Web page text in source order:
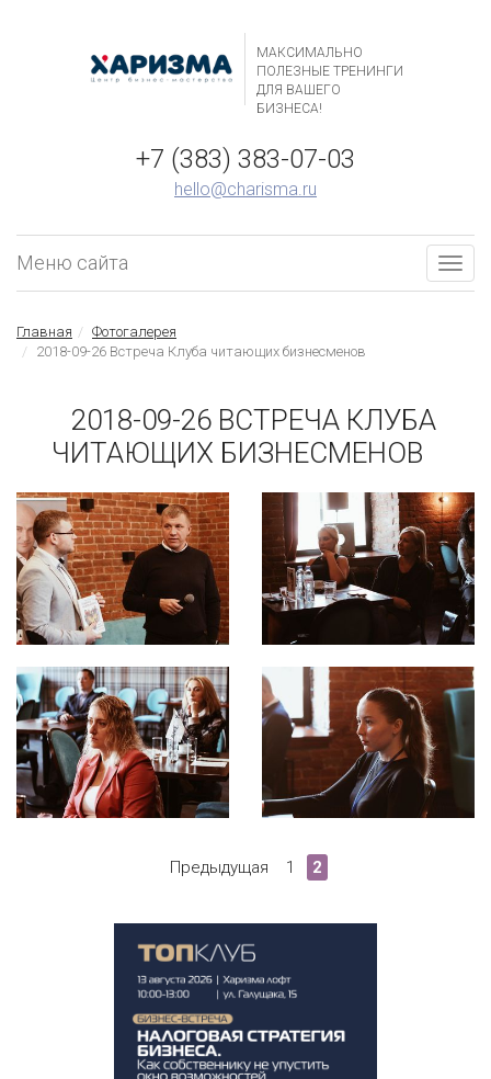
МАКСИМАЛЬНО
ПОЛЕЗНЫЕ ТРЕНИНГИ
ДЛЯ ВАШЕГО
БИЗНЕСА!
+7 (383) 383-07-03
hello@charisma.ru
Меню сайта
Главная
Фотогалерея
2018-09-26 Встреча Клуба читающих бизнесменов
2018-09-26 ВСТРЕЧА КЛУБА
ЧИТАЮЩИХ БИЗНЕСМЕНОВ
Предыдущая 1 2